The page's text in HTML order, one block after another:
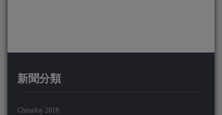
新聞分類
ChinaJoy 2018